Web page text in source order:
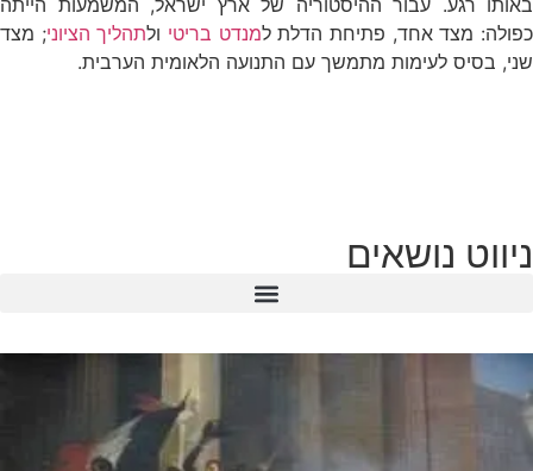
כפולה: מצד אחד, פתיחת הדלת למנדט בריטי ולתהליך הציוני; מצד
שני, בסיס לעימות מתמשך עם התנועה הלאומית הערבית.
ניווט נושאים